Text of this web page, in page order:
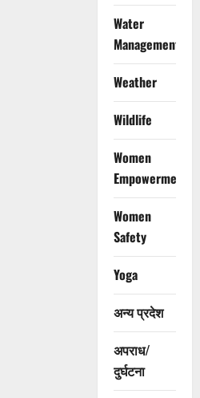
Water
Management
Weather
Wildlife
Women
Empowerment
Women
Safety
Yoga
अन्य प्रदेश
अपराध/
दुर्घटना